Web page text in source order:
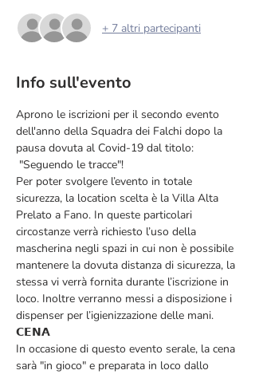
+ 7 altri partecipanti
Info sull'evento
Aprono le iscrizioni per il secondo evento
dell'anno della Squadra dei Falchi dopo la
pausa dovuta al Covid-19 dal titolo:
"Seguendo le tracce"!
Per poter svolgere l’evento in totale
sicurezza, la location scelta è la Villa Alta
Prelato a Fano. In queste particolari
circostanze verrà richiesto l’uso della
mascherina negli spazi in cui non è possibile
mantenere la dovuta distanza di sicurezza, la
stessa vi verrà fornita durante l’iscrizione in
loco. Inoltre verranno messi a disposizione i
dispenser per l’igienizzazione delle mani.
𝗖𝗘𝗡𝗔
In occasione di questo evento serale, la cena
sarà "in gioco" e preparata in loco dallo